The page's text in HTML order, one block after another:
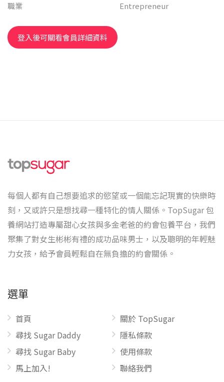
職業
Entrepreneur
登入後可關看會員詳細資料
每個人都有自己想要追求的慾望或一個能忘記現實的快樂時
刻，又或許只是想找尋一種特化的情人關係。TopSugar 包
養網站打造專屬甜心女孩與多金老爸的約會包養平台，我們
聚集了對女生彬彬有禮的成功品味男士，以及聰明的年輕魅
力女孩，給予會員輕鬆自在無負擔的約會關係。
選單
首頁
尋找 Sugar Daddy
尋找 Sugar Baby
馬上加入!
關於 TopSugar
隱私條款
使用條款
聯絡我們